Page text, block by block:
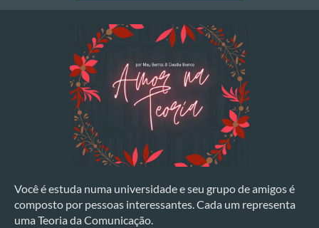
Você é estuda numa universidade e seu grupo de amigos é
composto por pessoas interessantes. Cada um representa
uma Teoria da Comunicação.